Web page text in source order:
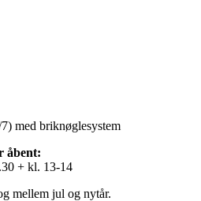
med briknøglesystem
åbent:
+ kl. 13-14
mellem jul og nytår.